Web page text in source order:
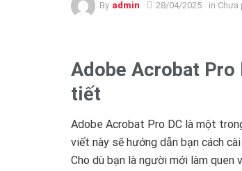
By admin 28/04/2025 in Chưa
Adobe Acrobat Pro
tiết
Adobe Acrobat Pro DC là một
viết này sẽ hướng dẫn bạn cách
Cho dù bạn là người mới làm quen